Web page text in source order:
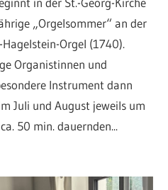
„Orgelsommer“ an der
Orgel (1740).
Organistinnen und
Instrument dann
Juli und August jeweils um
50 min. dauernden...